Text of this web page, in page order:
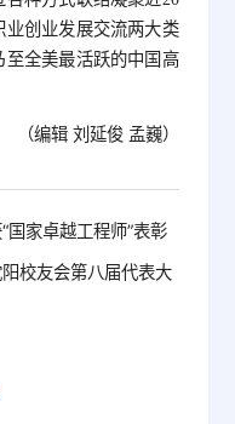
业创业发展交流两大类
全美最活跃的中国高
（编辑 刘延俊 孟巍）
国家卓越工程师”表彰
校友会第八届代表大